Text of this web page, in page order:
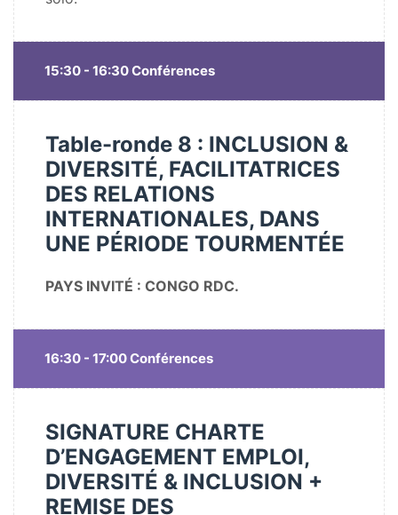
15:30 - 16:30 Conférences
Table-ronde 8 : INCLUSION &
DIVERSITÉ, FACILITATRICES
DES RELATIONS
INTERNATIONALES, DANS
UNE PÉRIODE TOURMENTÉE
PAYS INVITÉ : CONGO RDC.
16:30 - 17:00 Conférences
SIGNATURE CHARTE
D’ENGAGEMENT EMPLOI,
DIVERSITÉ & INCLUSION +
REMISE DES